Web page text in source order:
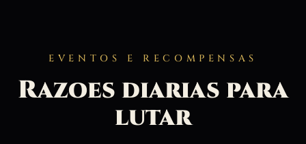
EVENTOS E RECOMPENSAS
Razoes diarias para
lutar